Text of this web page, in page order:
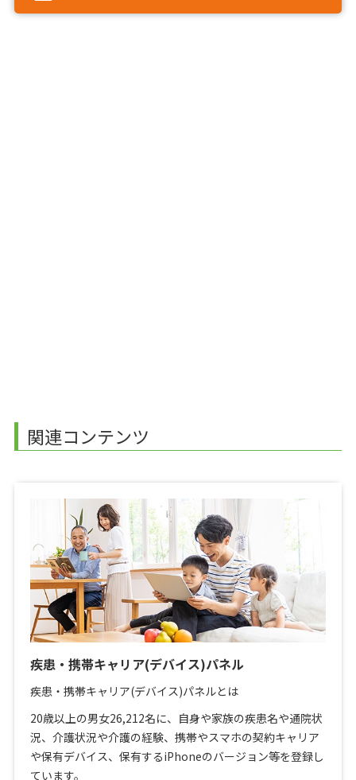
関連コンテンツ
疾患・携帯キャリア(デバイス)パネル
疾患・携帯キャリア(デバイス)パネルとは
20歳以上の男女26,212名に、自身や家族の疾患名や通院状
況、介護状況や介護の経験、携帯やスマホの契約キャリア
や保有デバイス、保有するiPhoneのバージョン等を登録し
ています。